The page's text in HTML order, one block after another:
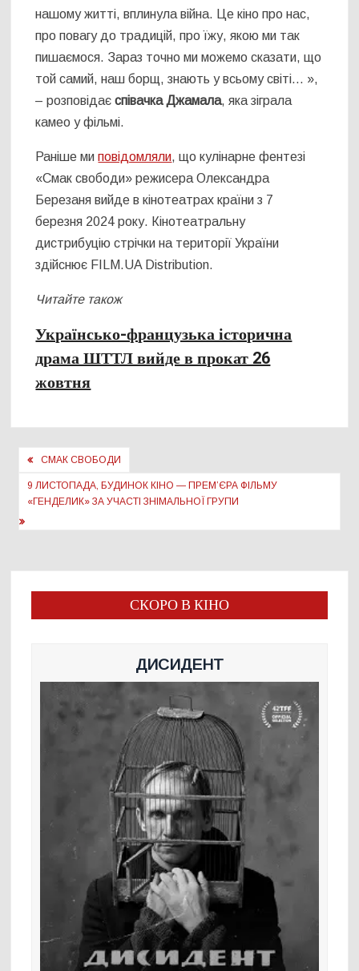
нашому житті, вплинула війна. Це кіно про нас,
про повагу до традицій, про їжу, якою ми так
пишаємося. Зараз точно ми можемо сказати, що
той самий, наш борщ, знають у всьому світі… »,
– розповідаєспівачка Джамала, яка зіграла
камео у фільмі.
Раніше миповідомляли, що кулінарне фентезі
«Смак свободи» режисера Олександра
Березаня вийде в кінотеатрах країни з 7
березня 2024 року. Кінотеатральну
дистрибуцію стрічки на території України
здійснює FILM.UA Distribution.
Читайте також
Українсько-французька історична
драма ШТТЛ вийде в прокат 26
жовтня
Навігація
записів
СМАК СВОБОДИ
9 ЛИСТОПАДА, БУДИНОК КІНО — ПРЕМ’ЄРА ФІЛЬМУ
«ГЕНДЕЛИК» ЗА УЧАСТІ ЗНІМАЛЬНОЇ ГРУПИ
СКОРО В КІНО
ДИСИДЕНТ